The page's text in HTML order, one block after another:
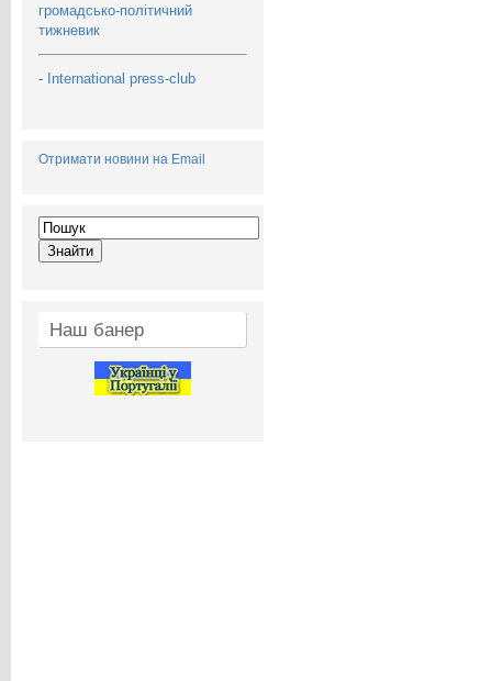
громадсько-політичний
тижневик
- International press-club
Отримати новини на Email
Наш банер